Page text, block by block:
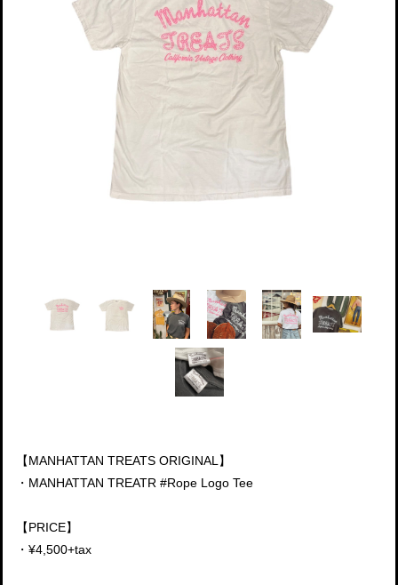
【MANHATTAN TREATS ORIGINAL】
・MANHATTAN TREATR #Rope Logo Tee
【PRICE】
・¥4,500+tax